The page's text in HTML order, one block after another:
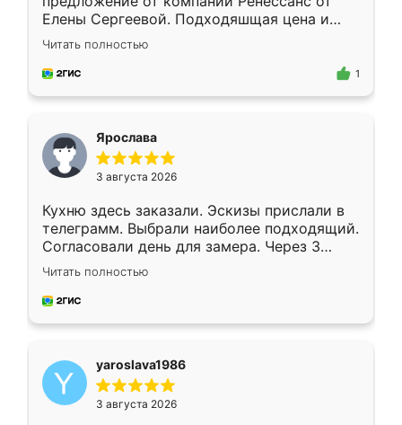
Елены Сергеевой. Подходяшщая цена и
короткие сроки изготовления. Приехавший
для замера сотрудник Владислав
предложил по моему эскизу самый
Читать полностью
1
Ярослава
3 августа 2026
Кухню здесь заказали. Эскизы прислали в
телеграмм. Выбрали наиболее подходящий.
Согласовали день для замера. Через 3
недели кухня была уже готова. Остались
довольны работой. Спасибо Ренессанс
мебель за качественную работу!
Читать полностью
yaroslava1986
3 августа 2026